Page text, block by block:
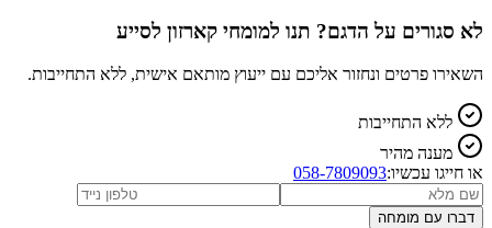
לא סגורים על הדגם? תנו למומחי קארזון לסייע
השאירו פרטים ונחזור אליכם עם ייעוץ מותאם אישית, ללא התחייבות.
ללא התחייבות
מענה מהיר
או חייגו עכשיו:058-7809093
דברו עם מומחה